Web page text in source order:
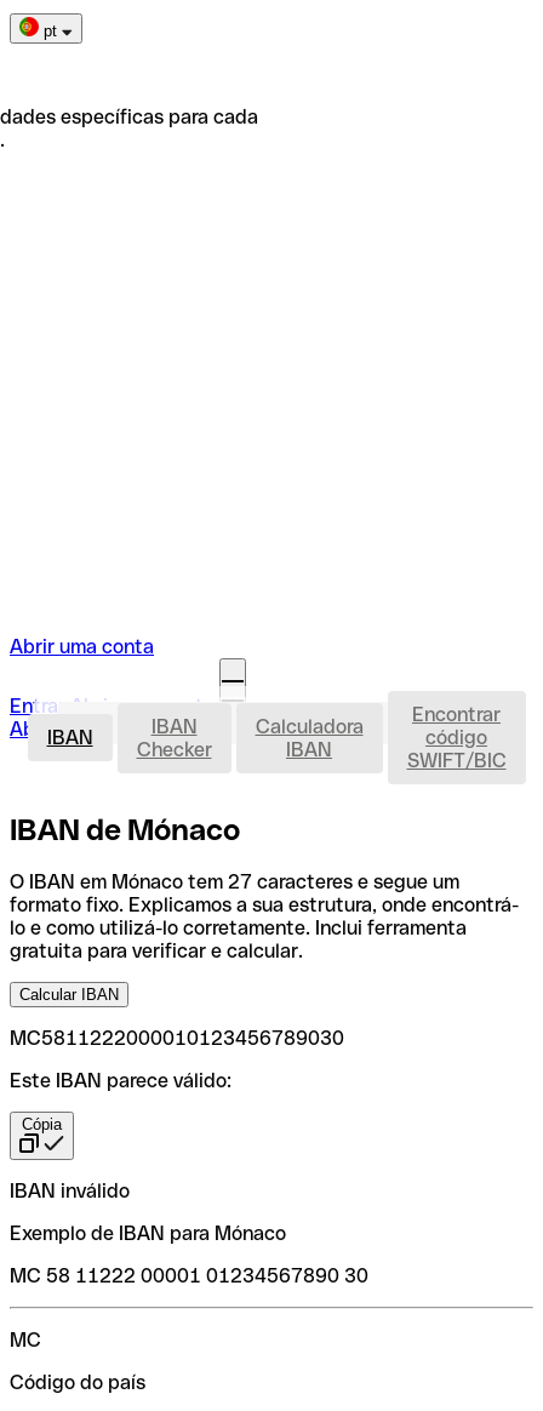
pt
específicas para cada
Abrir uma conta
Entrar Abrir uma conta
Abrir a minha conta
IBAN
IBAN
IBAN
Checker
Calculadora
IBAN
Encontrar
código
SWIFT/BIC
IBAN de Mónaco
O IBAN em Mónaco tem 27 caracteres e segue um
formato fixo. Explicamos a sua estrutura, onde encontrá-
lo e como utilizá-lo corretamente. Inclui ferramenta
gratuita para verificar e calcular.
Calcular IBAN
MC5811222000010123456789030
Este IBAN parece válido:
Cópia
IBAN inválido
Exemplo de IBAN para Mónaco
MC 58 11222 00001 01234567890 30
MC
Código do país